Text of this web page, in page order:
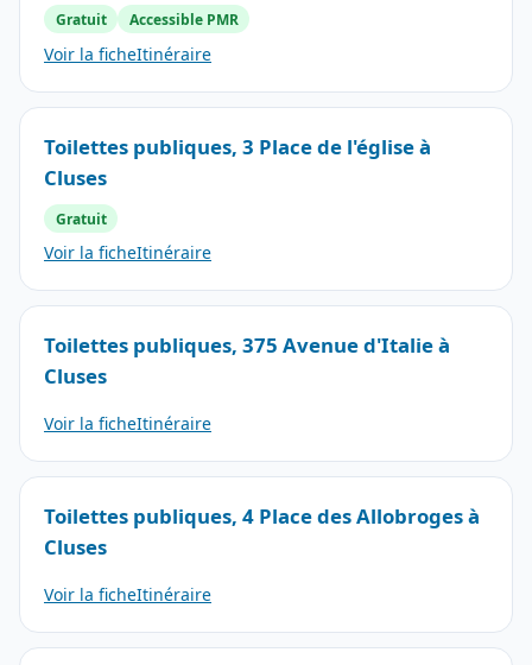
Gratuit Accessible PMR
Voir la ficheItinéraire
Toilettes publiques, 3 Place de l'église à
Cluses
Gratuit
Voir la ficheItinéraire
Toilettes publiques, 375 Avenue d'Italie à
Cluses
Voir la ficheItinéraire
Toilettes publiques, 4 Place des Allobroges à
Cluses
Voir la ficheItinéraire